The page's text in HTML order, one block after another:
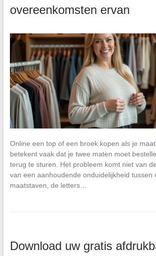
overeenkomsten ervan
Online een top of een broek kopen als je
betekent vaak dat je twee maten moet
terug te sturen. Het probleem komt niet van
van een aanhoudende onduidelijkheid tussen
maatstaven, de letters…
Download uw gratis